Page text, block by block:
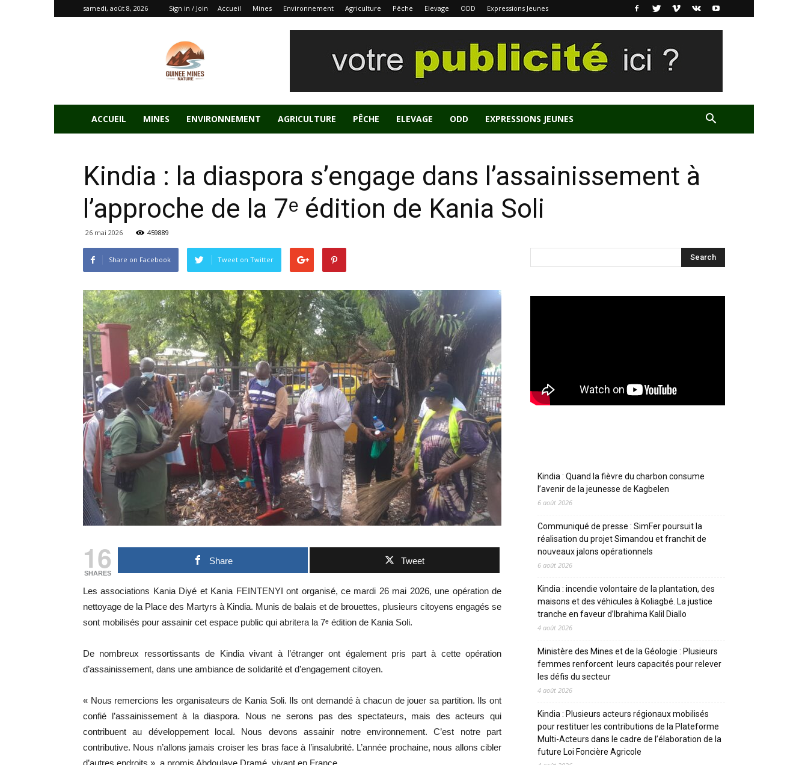
samedi, août 8, 2026 Sign in / Join Accueil Mines Environnement Agriculture Pêche Elevage ODD Expressions Jeunes
ACCUEIL MINES ENVIRONNEMENT AGRICULTURE PÊCHE ELEVAGE ODD EXPRESSIONS JEUNES
Kindia : la diaspora s’engage dans l’assainissement à
l’approche de la 7ᵉ édition de Kania Soli
26 mai 2026 459889
Share on Facebook Tweet on Twitter
16
SHARES
Share Tweet
Les associations Kania Diyé et Kania FEINTENYI ont organisé, ce mardi 26 mai 2026, une opération de
nettoyage de la Place des Martyrs à Kindia. Munis de balais et de brouettes, plusieurs citoyens engagés se
sont mobilisés pour assainir cet espace public qui abritera la 7ᵉ édition de Kania Soli.
De nombreux ressortissants de Kindia vivant à l’étranger ont également pris part à cette opération
d’assainissement, dans une ambiance de solidarité et d’engagement citoyen.
« Nous remercions les organisateurs de Kania Soli. Ils ont demandé à chacun de jouer sa partition. Ils ont
confié l’assainissement à la diaspora. Nous ne serons pas des spectateurs, mais des acteurs qui
contribuent au développement local. Nous devons assainir notre environnement. C’est notre part
contributive. Nous n’allons jamais croiser les bras face à l’insalubrité. L’année prochaine, nous allons cibler
d’autres endroits », a promis Abdoulaye Dramé, vivant en France.
Kindia : Quand la fièvre du charbon consume
l’avenir de la jeunesse de Kagbelen
6 août 2026
Communiqué de presse : SimFer poursuit la
réalisation du projet Simandou et franchit de
nouveaux jalons opérationnels
6 août 2026
Kindia : incendie volontaire de la plantation, des
maisons et des véhicules à Koliagbé. La justice
tranche en faveur d’Ibrahima Kalil Diallo
4 août 2026
Ministère des Mines et de la Géologie : Plusieurs
femmes renforcent leurs capacités pour relever
les défis du secteur
4 août 2026
Kindia : Plusieurs acteurs régionaux mobilisés
pour restituer les contributions de la Plateforme
Multi-Acteurs dans le cadre de l’élaboration de la
future Loi Foncière Agricole